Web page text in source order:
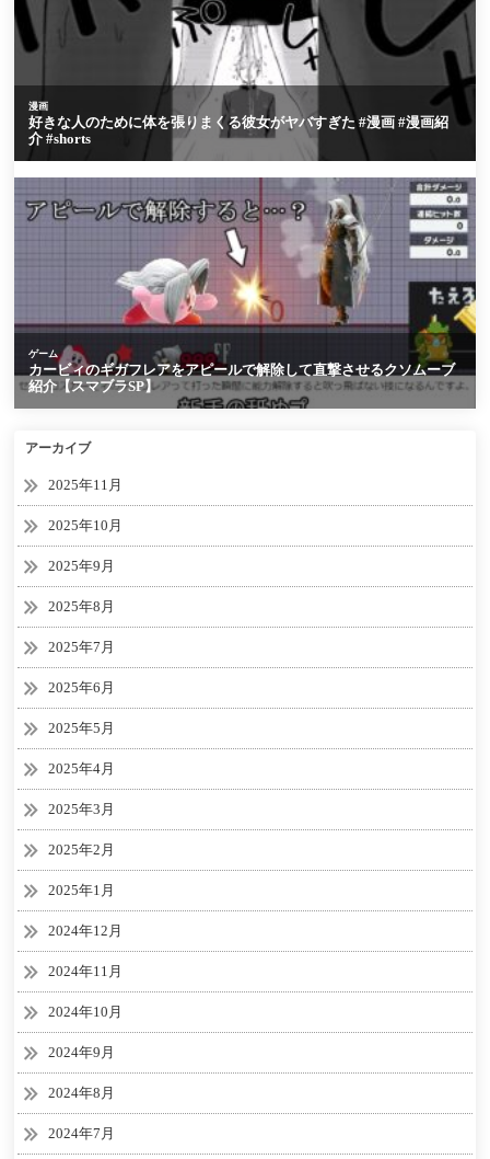
アーカイブ
2025年11月
2025年10月
2025年9月
2025年8月
2025年7月
2025年6月
2025年5月
2025年4月
2025年3月
2025年2月
2025年1月
2024年12月
2024年11月
2024年10月
2024年9月
2024年8月
2024年7月